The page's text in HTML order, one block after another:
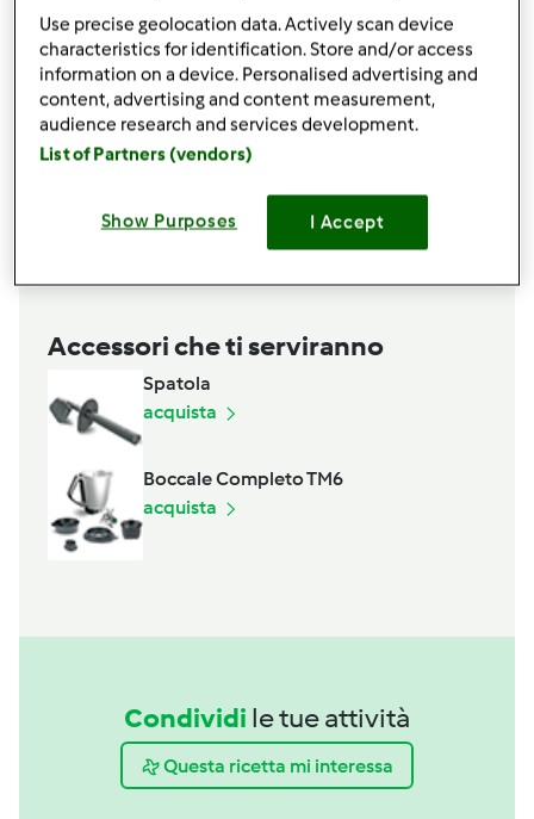
1,5cucchiaioOlio extra vergine
Per il condimento:
1Confezione panna da cucina
1pizzicosale e pepe
Aggiungi alla lista della spesa
Accessori che ti serviranno
Spatola
acquista
Boccale Completo TM6
acquista
Condividi le tue attività
Questa ricetta mi interessa
Use precise geolocation data. Actively scan device
characteristics for identification. Store and/or access
information on a device. Personalised advertising and
content, advertising and content measurement,
audience research and services development.
List of Partners (vendors)
Show Purposes I Accept